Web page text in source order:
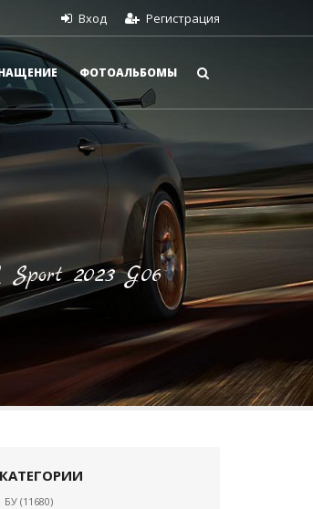
Вход Регистрация
ФОТОАЛЬБОМЫ
2023 G06
КАТЕГОРИИ
БУ (11680)